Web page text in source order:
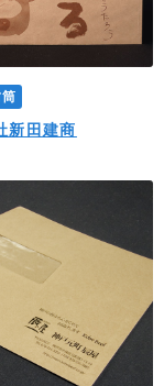
新田建商